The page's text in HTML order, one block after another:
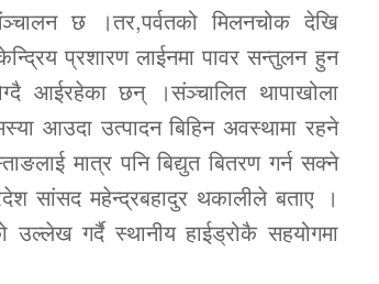
छ ।तर,पर्वतको मिलनचोक देखि
प्रशारण लाईनमा पावर सन्तुलन हुन
आईरहेका छन् ।संञ्चालित थापाखोला
आउदा उत्पादन बिहिन अवस्थामा रहने
मात्र पनि बिद्युत बितरण गर्न सक्ने
सांसद महेन्द्रबहादुर थकालीले बताए ।
उल्लेख गर्दै स्थानीय हाईड्रोकै सहयोगमा